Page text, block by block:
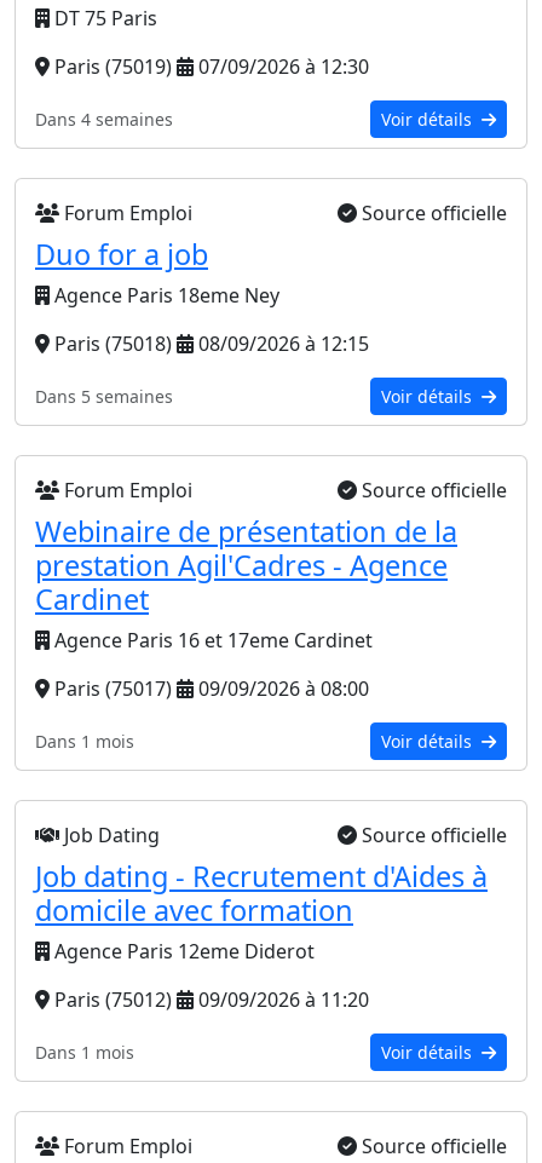
DT 75 Paris
Paris (75019)
07/09/2026 à 12:30
Dans 4 semaines Voir détails
Forum Emploi Source officielle
Duo for a job
Agence Paris 18eme Ney
Paris (75018)
08/09/2026 à 12:15
Dans 5 semaines Voir détails
Forum Emploi Source officielle
Webinaire de présentation de la
prestation Agil'Cadres - Agence
Cardinet
Agence Paris 16 et 17eme Cardinet
Paris (75017)
09/09/2026 à 08:00
Dans 1 mois Voir détails
Job Dating Source officielle
Job dating - Recrutement d'Aides à
domicile avec formation
Agence Paris 12eme Diderot
Paris (75012)
09/09/2026 à 11:20
Dans 1 mois Voir détails
Forum Emploi Source officielle